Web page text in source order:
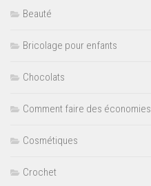
Beauté
Bricolage pour enfants
Chocolats
Comment faire des économies
Cosmétiques
Crochet